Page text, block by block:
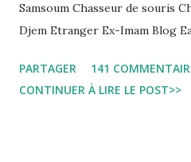
Samsoum Chasseur de souris
Djem Etranger Ex-Imam Blog
Leila fi amarikia Little Sarah
dire Mouch ex Mazzika Tun...
PARTAGER
141
CONTINUER À LIRE LE POST>>